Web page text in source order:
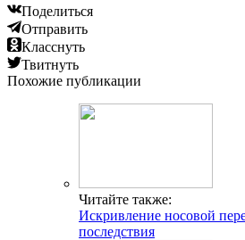
Поделиться
Отправить
Класснуть
Твитнуть
Похожие публикации
Читайте также:
Искривление носовой
последствия